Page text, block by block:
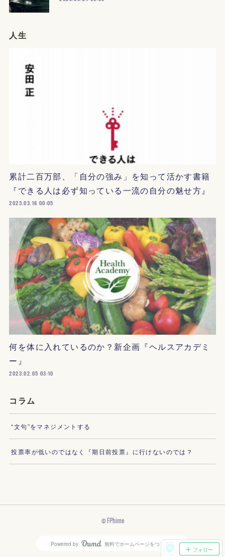
人生
累計二百万部、「自分の強み」を知って活かす書籍
『できる人は必ず知っている一流の自分の魅せ方』
2023.03.16 00:05
何を体に入れているのか？新企画『ヘルスアカデミ
ー』
2023.02.05 03:10
コラム
“文句”をマネジメントする
投票率が低いのではなく『期日前投票』に行けないのでは？
フォロー
© FPhime
Powered by AmebaOwnd
無料でホームページをつくろう